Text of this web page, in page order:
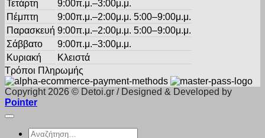
Τετάρτη
9:00π.μ.–3:00μ.μ.
Πέμπτη
9:00π.μ.–2:00μ.μ. 5:00–9:00μ.μ.
Παρασκευή 9:00π.μ.–2:00μ.μ. 5:00–9:00μ.μ.
Σάββατο
9:00π.μ.–3:00μ.μ.
Κυριακή
Κλειστά
Τρόποι Πληρωμής
Copyright 2026 © Detoi.gr / Designed & Developed by
Pointer
Αναζήτηση